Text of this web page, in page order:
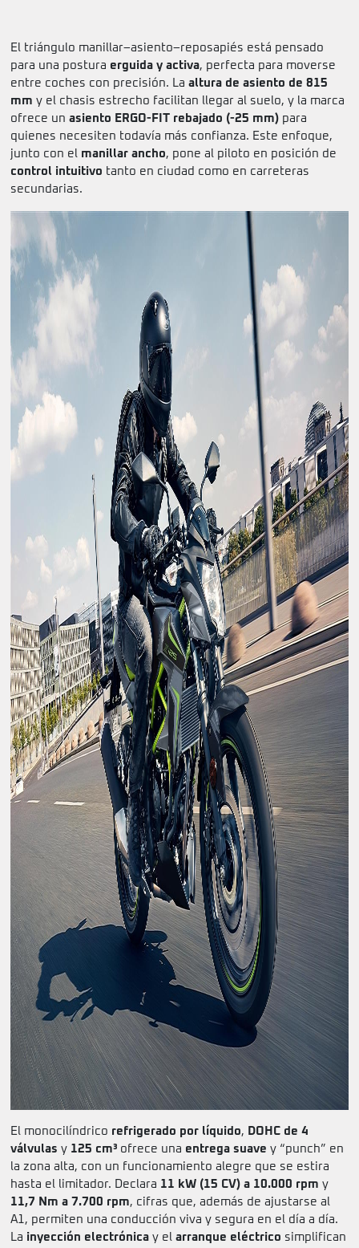
El triángulo manillar–asiento–reposapiés está pensado
para una postura erguida y activa, perfecta para moverse
entre coches con precisión. La altura de asiento de 815
mm y el chasis estrecho facilitan llegar al suelo, y la marca
ofrece un asiento ERGO-FIT rebajado (-25 mm) para
quienes necesiten todavía más confianza. Este enfoque,
junto con el manillar ancho, pone al piloto en posición de
control intuitivo tanto en ciudad como en carreteras
secundarias.
El monocilíndrico refrigerado por líquido, DOHC de 4
válvulas y 125 cm³ ofrece una entrega suave y “punch” en
la zona alta, con un funcionamiento alegre que se estira
hasta el limitador. Declara 11 kW (15 CV) a 10.000 rpm y
11,7 Nm a 7.700 rpm, cifras que, además de ajustarse al
A1, permiten una conducción viva y segura en el día a día.
La inyección electrónica y el arranque eléctrico simplifican